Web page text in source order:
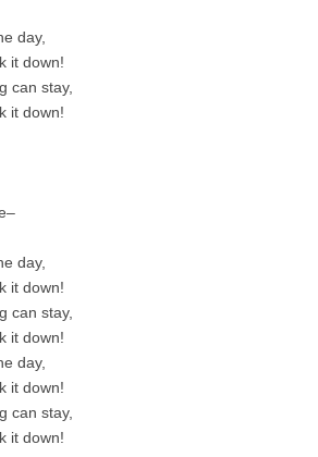
day,
it down!
can stay,
it down!
day,
it down!
can stay,
it down!
day,
it down!
can stay,
it down!